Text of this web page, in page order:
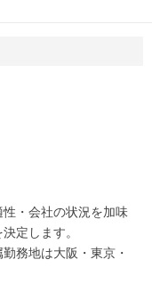
・会社の状況を加味
定します。
務地は大阪・東京・